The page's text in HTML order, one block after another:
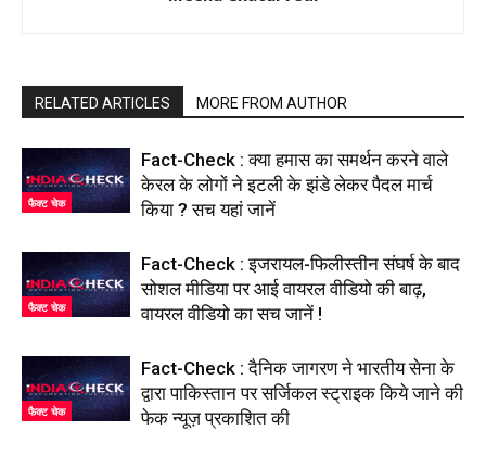
RELATED ARTICLES MORE FROM AUTHOR
फैक्ट चेक
Fact-Check : क्या हमास का समर्थन करने वाले
केरल के लोगों ने इटली के झंडे लेकर पैदल मार्च
किया ? सच यहां जानें
फैक्ट चेक
Fact-Check : इजरायल-फिलीस्तीन संघर्ष के बाद
सोशल मीडिया पर आई वायरल वीडियो की बाढ़,
वायरल वीडियो का सच जानें !
फैक्ट चेक
Fact-Check : दैनिक जागरण ने भारतीय सेना के
द्वारा पाकिस्तान पर सर्जिकल स्ट्राइक किये जाने की
फेक न्यूज़ प्रकाशित की